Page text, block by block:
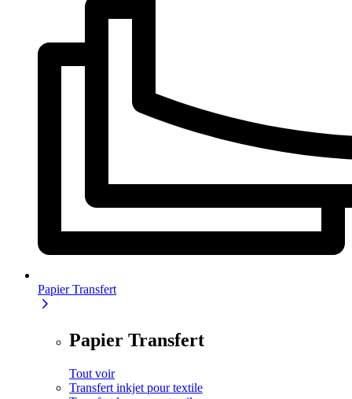
Papier Transfert
Papier Transfert
Tout voir
Transfert inkjet pour textile